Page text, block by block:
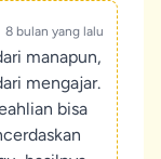
8 bulan yang lalu
manapun,
mengajar.
bisa